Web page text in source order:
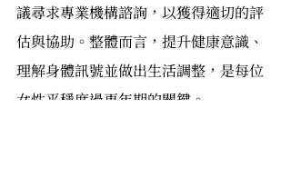
議尋求專業機構諮詢，以獲得適切的評
估與協助。整體而言，提升健康意識、
理解身體訊號並做出生活調整，是每位
女性平穩度過更年期的關鍵。